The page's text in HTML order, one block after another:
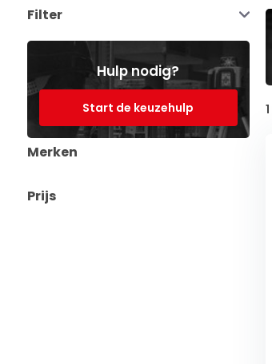
Filter
Hulp nodig?
Start de keuzehulp
Merken
Prijs
1